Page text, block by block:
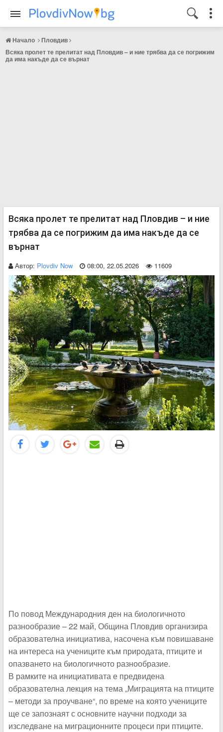
Начало
Пловдив
Всяка пролет те прелитат над Пловдив – и ние трябва да се погрижим
да има накъде да се върнат
Всяка пролет те прелитат над Пловдив – и ние
трябва да се погрижим да има накъде да се
върнат
Автор: Plovdiv Now 08:00, 22.05.2026 11609
По повод Международния ден на биологичното
разнообразие – 22 май, Община Пловдив организира
образователна инициатива, насочена към повишаване
на интереса на учениците към природата, птиците и
опазването на биологичното разнообразие.
В рамките на инициативата е предвидена
образователна лекция на тема „Миграцията на птиците
– методи за проучване“, по време на която учениците
ще се запознаят с основните научни подходи за
изследване на миграционните процеси при птиците.